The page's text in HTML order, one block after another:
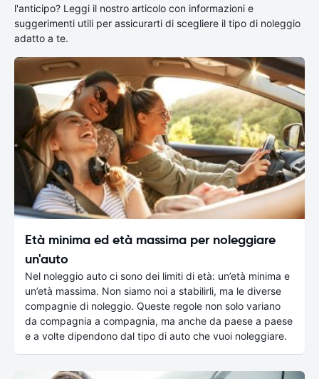
l'anticipo? Leggi il nostro articolo con informazioni e
suggerimenti utili per assicurarti di scegliere il tipo di noleggio
adatto a te.
Età minima ed età massima per noleggiare
un'auto
Nel noleggio auto ci sono dei limiti di età: un’età minima e
un’età massima. Non siamo noi a stabilirli, ma le diverse
compagnie di noleggio. Queste regole non solo variano
da compagnia a compagnia, ma anche da paese a paese
e a volte dipendono dal tipo di auto che vuoi noleggiare.